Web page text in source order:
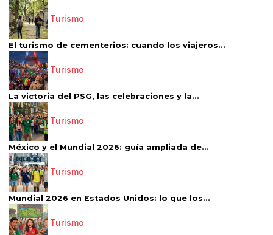
Turismo
El turismo de cementerios: cuando los viajeros...
Turismo
La victoria del PSG, las celebraciones y la...
Turismo
México y el Mundial 2026: guía ampliada de...
Turismo
Mundial 2026 en Estados Unidos: lo que los...
Turismo